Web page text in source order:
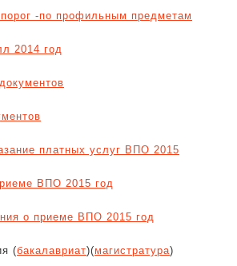
-по профильным предметам
2014 год
платных услуг ВПО 2015
ВПО 2015 год
о приеме ВПО 2015 год
(бакалавриат)(магистратура)